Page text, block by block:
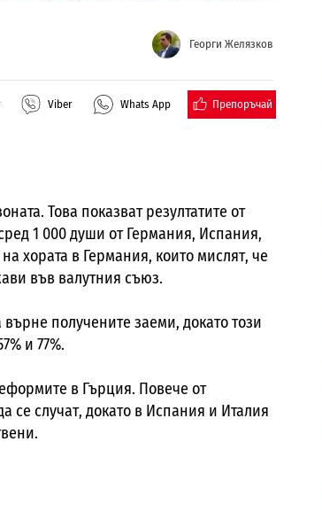
Георги Желязков
Viber Whats App Препоръчай
Това показват резултатите от
1 000 души от Германия, Испания,
хората в Германия, които мислят, че
във валутния съюз.
получените заеми, докато този
и 77%.
в Гърция. Повече от
се случат, докато в Испания и Италия